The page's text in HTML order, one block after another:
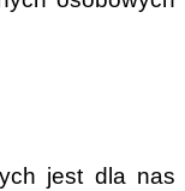
jest dla nas